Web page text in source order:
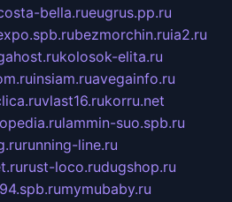
bella.rueugrus.pp.ru
bezmorchin.ruia2.ru
kolosok-elita.ru
insiam.ruavegainfo.ru
vlast16.rukorru.net
lammin-suo.spb.ru
running-line.ru
rust-loco.rudugshop.ru
mymubaby.ru